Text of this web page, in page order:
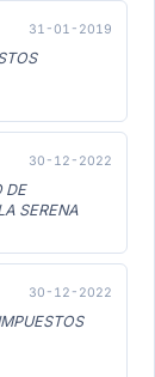
31-01-2019
30-12-2022
DE
SERENA
30-12-2022